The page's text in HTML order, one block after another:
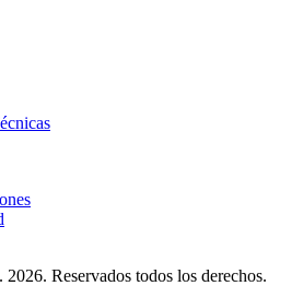
Reservados todos los derechos.